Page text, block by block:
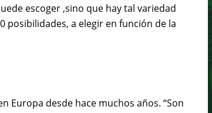
escoger ,sino que hay tal variedad
posibilidades, a elegir en función de la
Europa desde hace muchos años. “Son